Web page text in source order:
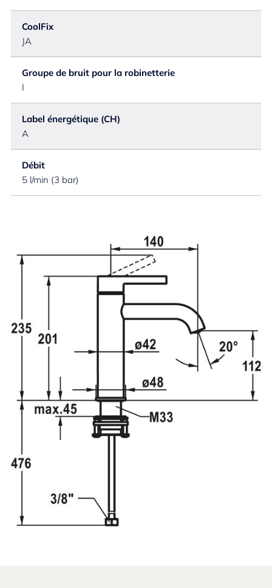
CoolFix
JA
Groupe de bruit pour la robinetterie
I
Label énergétique (CH)
A
Débit
5 l/min (3 bar)